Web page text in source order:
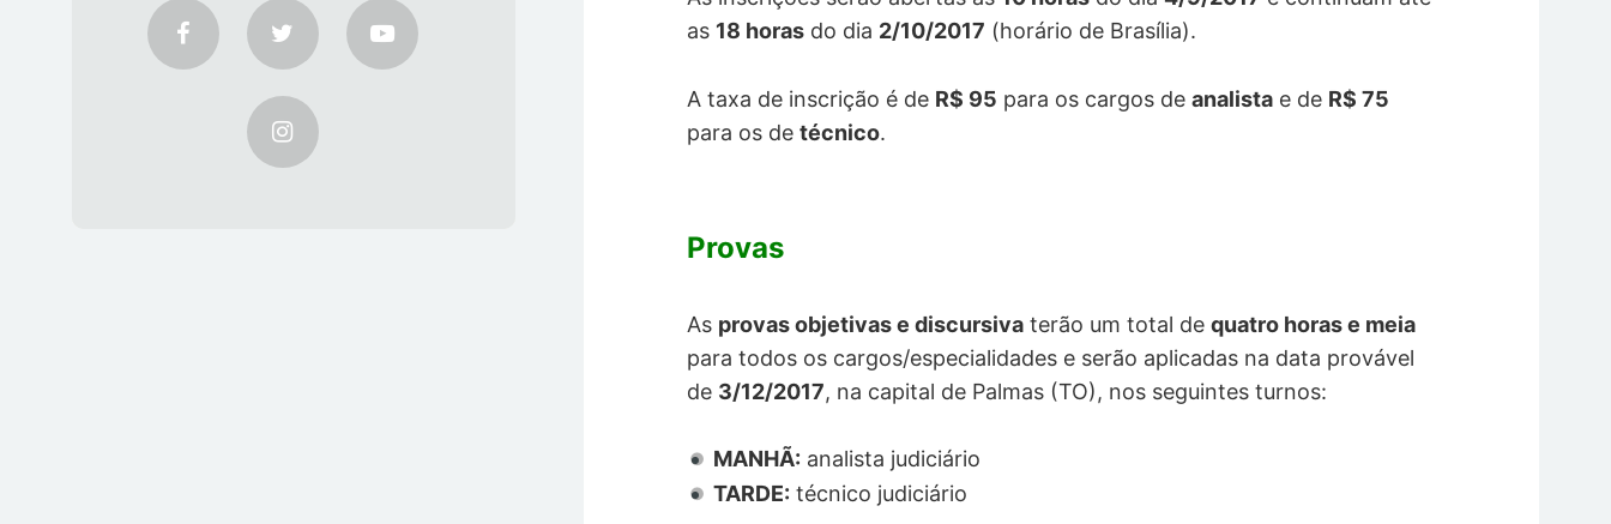
as 18 horas do dia 2/10/2017 (horário de Brasília).
A taxa de inscrição é de R$ 95 para os cargos deanalista e de R$ 75
para os detécnico.
Provas
As provas objetivas e discursiva terão um total dequatro horas e meia
para todos os cargos/especialidades e serão aplicadas na data provável
de 3/12/2017, na capital de Palmas (TO), nos seguintes turnos:
MANHÃ: analista judiciário
TARDE: técnico judiciário